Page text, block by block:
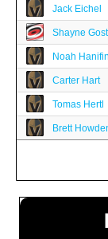
Jack Eichel
Shayne
Noah Hanifin
Carter Hart
Tomas Hertl
Brett